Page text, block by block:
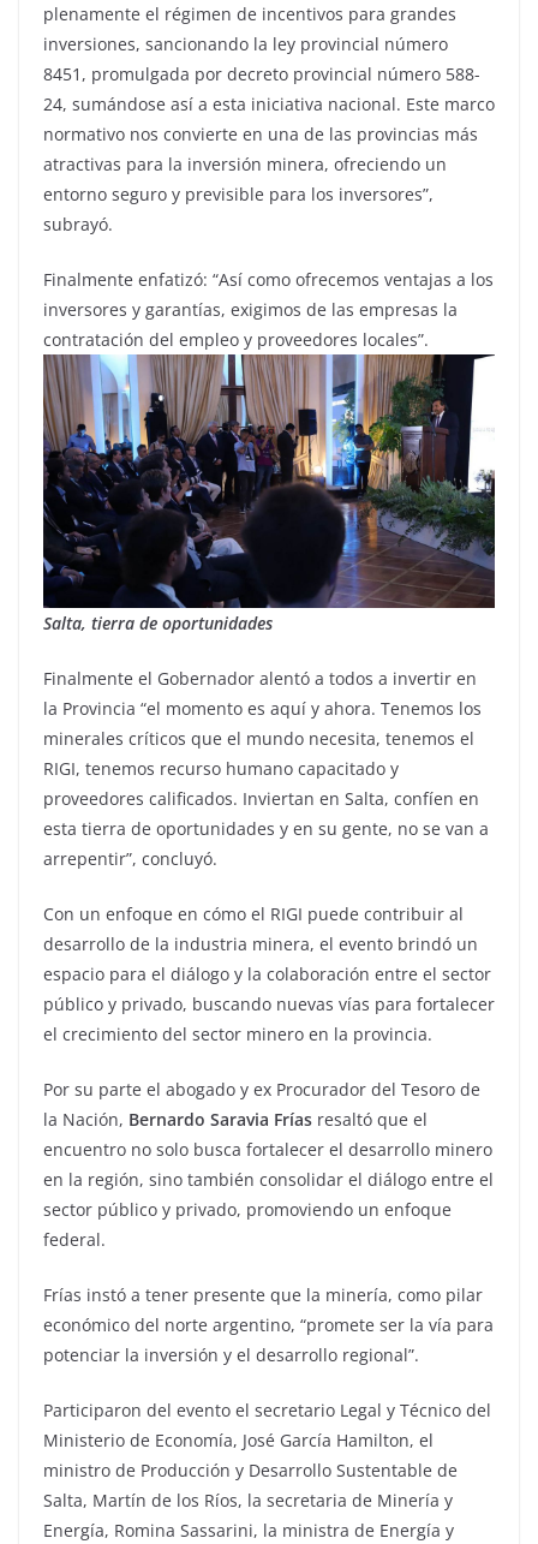
plenamente el régimen de incentivos para grandes
inversiones, sancionando la ley provincial número
8451, promulgada por decreto provincial número 588-
24, sumándose así a esta iniciativa nacional. Este marco
normativo nos convierte en una de las provincias más
atractivas para la inversión minera, ofreciendo un
entorno seguro y previsible para los inversores”,
subrayó.
Finalmente enfatizó: “Así como ofrecemos ventajas a los
inversores y garantías, exigimos de las empresas la
contratación del empleo y proveedores locales”.
Salta, tierra de oportunidades
Finalmente el Gobernador alentó a todos a invertir en
la Provincia “el momento es aquí y ahora. Tenemos los
minerales críticos que el mundo necesita, tenemos el
RIGI, tenemos recurso humano capacitado y
proveedores calificados. Inviertan en Salta, confíen en
esta tierra de oportunidades y en su gente, no se van a
arrepentir”, concluyó.
Con un enfoque en cómo el RIGI puede contribuir al
desarrollo de la industria minera, el evento brindó un
espacio para el diálogo y la colaboración entre el sector
público y privado, buscando nuevas vías para fortalecer
el crecimiento del sector minero en la provincia.
Por su parte el abogado y ex Procurador del Tesoro de
la Nación, Bernardo Saravia Frías resaltó que el
encuentro no solo busca fortalecer el desarrollo minero
en la región, sino también consolidar el diálogo entre el
sector público y privado, promoviendo un enfoque
federal.
Frías instó a tener presente que la minería, como pilar
económico del norte argentino, “promete ser la vía para
potenciar la inversión y el desarrollo regional”.
Participaron del evento el secretario Legal y Técnico del
Ministerio de Economía, José García Hamilton, el
ministro de Producción y Desarrollo Sustentable de
Salta, Martín de los Ríos, la secretaria de Minería y
Energía, Romina Sassarini, la ministra de Energía y